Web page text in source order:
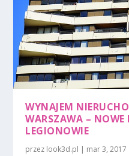
WYNAJEM
WARSZAWA – NOWE
LEGIONOWIE
przez look3d.pl | mar 3, 2017